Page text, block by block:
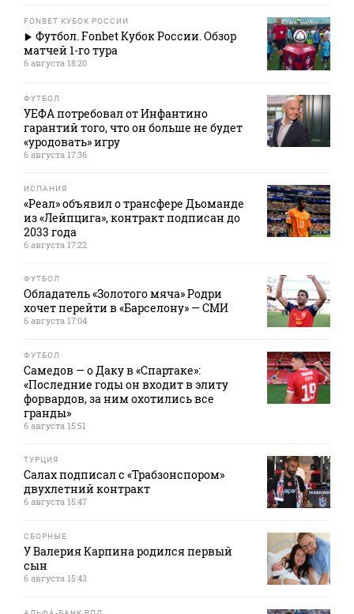
FONBET КУБОК РОССИИ
Футбол. Fonbet Кубок России. Обзор
матчей 1-го тура
6 августа 18:20
ФУТБОЛ
УЕФА потребовал от Инфантино
гарантий того, что он больше не будет
«уродовать» игру
6 августа 17:36
ИСПАНИЯ
«Реал» объявил о трансфере Дьоманде
из «Лейпцига», контракт подписан до
2033 года
6 августа 17:22
ФУТБОЛ
Обладатель «Золотого мяча» Родри
хочет перейти в «Барселону» — СМИ
6 августа 17:04
ФУТБОЛ
Самедов — о Даку в «Спартаке»:
«Последние годы он входит в элиту
форвардов, за ним охотились все
гранды»
6 августа 15:51
ТУРЦИЯ
Салах подписал с «Трабзонспором»
двухлетний контракт
6 августа 15:47
СБОРНЫЕ
У Валерия Карпина родился первый
сын
6 августа 15:43